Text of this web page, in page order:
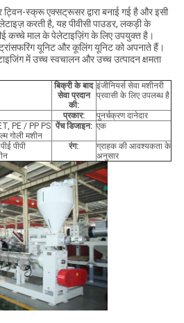
स्क्रू एक्सट्रूसर द्वारा बनाई गई है और इसी
करती है, यह पीवीसी पाउडर, लकड़ी के
कच्चे माल के पेलेटाइज़िंग के लिए उपयुक्त है।
यूनिट और कूलिंग यूनिट को अपनाते हैं।
में उच्च स्वचालन और उच्च उत्पादन क्षमता
बिक्री के बाद
सेवा प्रदान
की:
इंजीनियर्स सेवा मशीनरी
प्रवासी के लिए उपलब्ध है
प्रकार:
पुनर्चक्रण दानेदार
PE / PP PS
गोली मशीन
पेंच डिजाइन: एक
पीपी
रंग:
ग्राहक की आवश्यकता के
अनुसार